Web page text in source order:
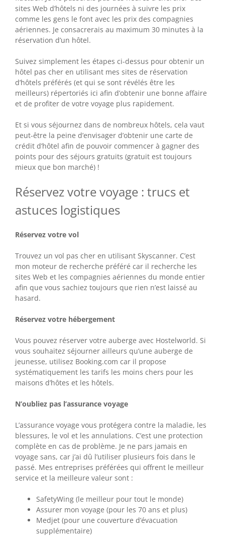
sites Web d’hôtels ni des journées à suivre les prix
comme les gens le font avec les prix des compagnies
aériennes. Je consacrerais au maximum 30 minutes à la
réservation d’un hôtel.
Suivez simplement les étapes ci-dessus pour obtenir un
hôtel pas cher en utilisant mes sites de réservation
d’hôtels préférés (et qui se sont révélés être les
meilleurs) répertoriés ici afin d’obtenir une bonne affaire
et de profiter de votre voyage plus rapidement.
Et si vous séjournez dans de nombreux hôtels, cela vaut
peut-être la peine d’envisager d’obtenir une carte de
crédit d’hôtel afin de pouvoir commencer à gagner des
points pour des séjours gratuits (gratuit est toujours
mieux que bon marché) !
Réservez votre voyage : trucs et
astuces logistiques
Réservez votre vol
Trouvez un vol pas cher en utilisant Skyscanner. C’est
mon moteur de recherche préféré car il recherche les
sites Web et les compagnies aériennes du monde entier
afin que vous sachiez toujours que rien n’est laissé au
hasard.
Réservez votre hébergement
Vous pouvez réserver votre auberge avec Hostelworld. Si
vous souhaitez séjourner ailleurs qu’une auberge de
jeunesse, utilisez Booking.com car il propose
systématiquement les tarifs les moins chers pour les
maisons d’hôtes et les hôtels.
N’oubliez pas l’assurance voyage
L’assurance voyage vous protégera contre la maladie, les
blessures, le vol et les annulations. C’est une protection
complète en cas de problème. Je ne pars jamais en
voyage sans, car j’ai dû l’utiliser plusieurs fois dans le
passé. Mes entreprises préférées qui offrent le meilleur
service et la meilleure valeur sont :
SafetyWing (le meilleur pour tout le monde)
Assurer mon voyage (pour les 70 ans et plus)
Medjet (pour une couverture d’évacuation
supplémentaire)